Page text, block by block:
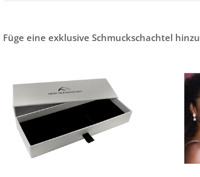
Füge eine exklusive Schmuckschachtel hinzu